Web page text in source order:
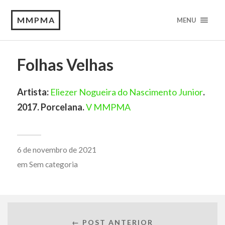
MMPMA MENU
Folhas Velhas
Artista:Eliezer Nogueira do Nascimento Junior.
2017. Porcelana.V MMPMA
6 de novembro de 2021
em Sem categoria
← POST ANTERIOR